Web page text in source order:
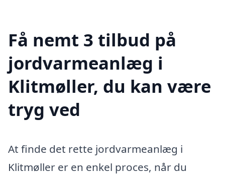
Få nemt 3 tilbud på
jordvarmeanlæg i
Klitmøller, du kan være
tryg ved
At finde det rette jordvarmeanlæg i
Klitmøller er en enkel proces, når du